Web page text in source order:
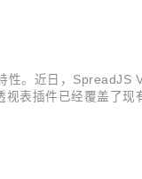
性。近日，SpreadJS
表插件已经覆盖了现